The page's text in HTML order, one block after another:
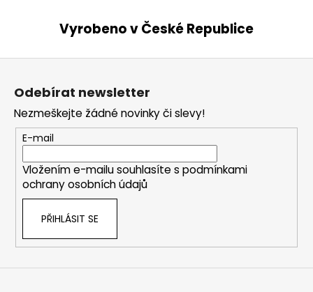
Vyrobeno v České Republice
Odebírat newsletter
Nezmeškejte žádné novinky či slevy!
E-mail
Vložením e-mailu souhlasíte s podmínkami
ochrany osobních údajů
PŘIHLÁSIT SE